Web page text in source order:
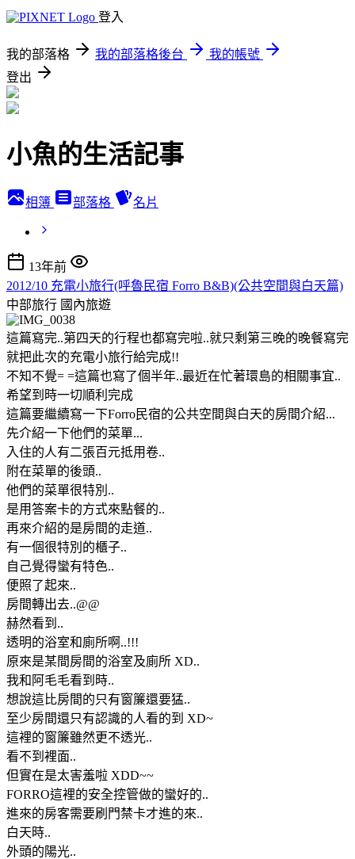
登入
我的部落格 我的部落格後台
我的帳號
登出
小魚的生活記事
相簿 部落格 名片
13年前
2012/10 充電小旅行(呼魯民宿 Forro B&B)(公共空間與白天篇)
中部旅行 國內旅遊
這篇寫完..第四天的行程也都寫完啦..就只剩第三晚的晚餐寫完
就把此次的充電小旅行給完成!!
不知不覺= =這篇也寫了個半年..最近在忙著環島的相關事宜..
希望到時一切順利完成
這篇要繼續寫一下Forro民宿的公共空間與白天的房間介紹...
先介紹一下他們的菜單...
入住的人有二張百元抵用卷..
附在菜單的後頭..
他們的菜單很特別..
是用答案卡的方式來點餐的..
再來介紹的是房間的走道..
有一個很特別的櫃子..
自己覺得蠻有特色..
便照了起來..
房間轉出去..@@
赫然看到..
透明的浴室和廁所啊..!!!
原來是某間房間的浴室及廁所 XD..
我和阿毛毛看到時..
想說這比房間的只有窗簾還要猛..
至少房間還只有認識的人看的到 XD~
這裡的窗簾雖然更不透光..
看不到裡面..
但實在是太害羞啦 XDD~~
FORRO這裡的安全控管做的蠻好的..
進來的房客需要刷門禁卡才進的來..
白天時..
外頭的陽光..